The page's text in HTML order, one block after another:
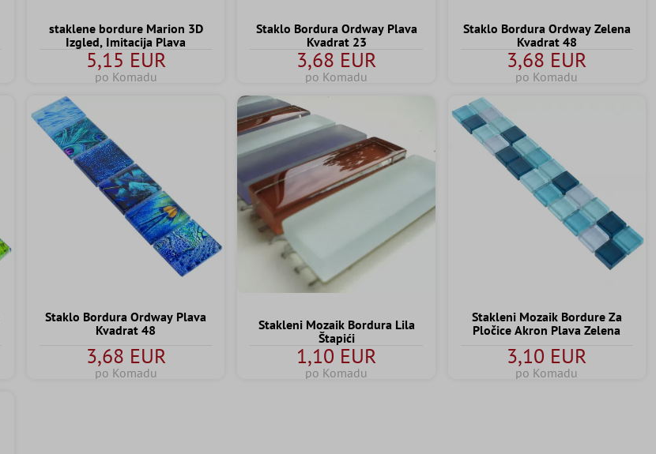
staklene bordure Marion 3D
Izgled, Imitacija Plava
5,15 EUR
po Komadu
Staklo Bordura Ordway Plava
Kvadrat 23
3,68 EUR
po Komadu
Staklo Bordura Ordway Zelena
Kvadrat 48
3,68 EUR
po Komadu
Staklo Bordura Ordway Plava
Kvadrat 48
3,68 EUR
po Komadu
Stakleni Mozaik Bordura Lila
Štapići
1,10 EUR
po Komadu
Stakleni Mozaik Bordure Za
Pločice Akron Plava Zelena
3,10 EUR
po Komadu